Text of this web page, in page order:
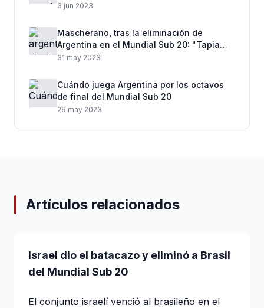
3 jun 2023
Mascherano, tras la eliminación de
Argentina en el Mundial Sub 20: "Tapia
tiene mi renuncia a disposición"
31 may 2023
Cuándo juega Argentina por los octavos
de final del Mundial Sub 20
29 may 2023
Artículos relacionados
Israel dio el batacazo y eliminó a Brasil
del Mundial Sub 20
El conjunto israelí venció al brasileño en el